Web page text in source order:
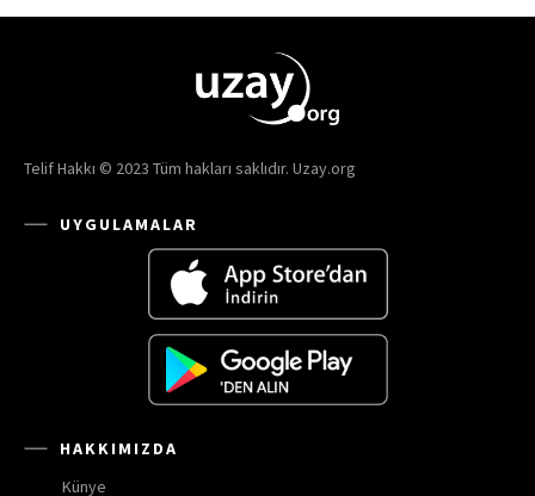
Telif Hakkı © 2023 Tüm hakları saklıdır. Uzay.org
UYGULAMALAR
HAKKIMIZDA
Künye